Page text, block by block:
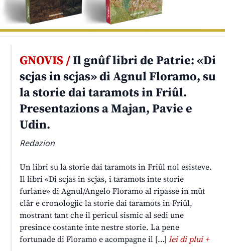
GNOVIS /Il gnûf libri de Patrie: «Di
scjas in scjas» di Agnul Floramo, su
la storie dai taramots in Friûl.
Presentazions a Majan, Pavie e
Udin.
Redazion
Un libri su la storie dai taramots in Friûl nol esisteve.
Il libri «Di scjas in scjas, i taramots inte storie
furlane» di Agnul/Angelo Floramo al ripasse in mût
clâr e cronologjic la storie dai taramots in Friûl,
mostrant tant che il pericul sismic al sedi une
presince costante inte nestre storie. La pene
fortunade di Floramo e acompagne il […]lei di plui +